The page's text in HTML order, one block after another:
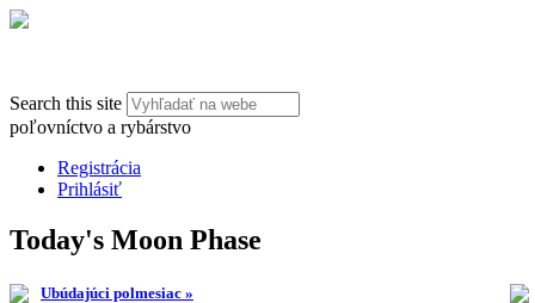
Search this site
poľovníctvo a rybárstvo
Registrácia
Prihlásiť
Today's Moon Phase
Ubúdajúci polmesiac »